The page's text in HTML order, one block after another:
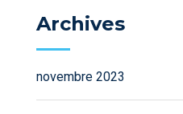
Archives
novembre 2023